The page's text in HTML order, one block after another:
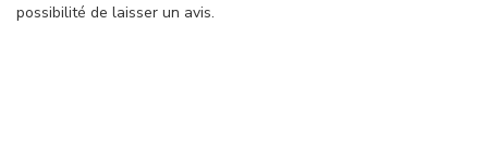
possibilité de laisser un avis.